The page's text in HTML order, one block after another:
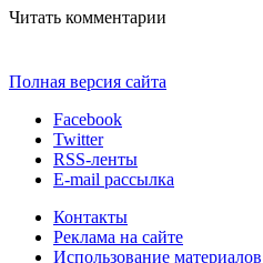
Читать комментарии
Полная версия сайта
Facebook
Twitter
RSS-ленты
E-mail рассылка
Контакты
Реклама на сайте
Использование